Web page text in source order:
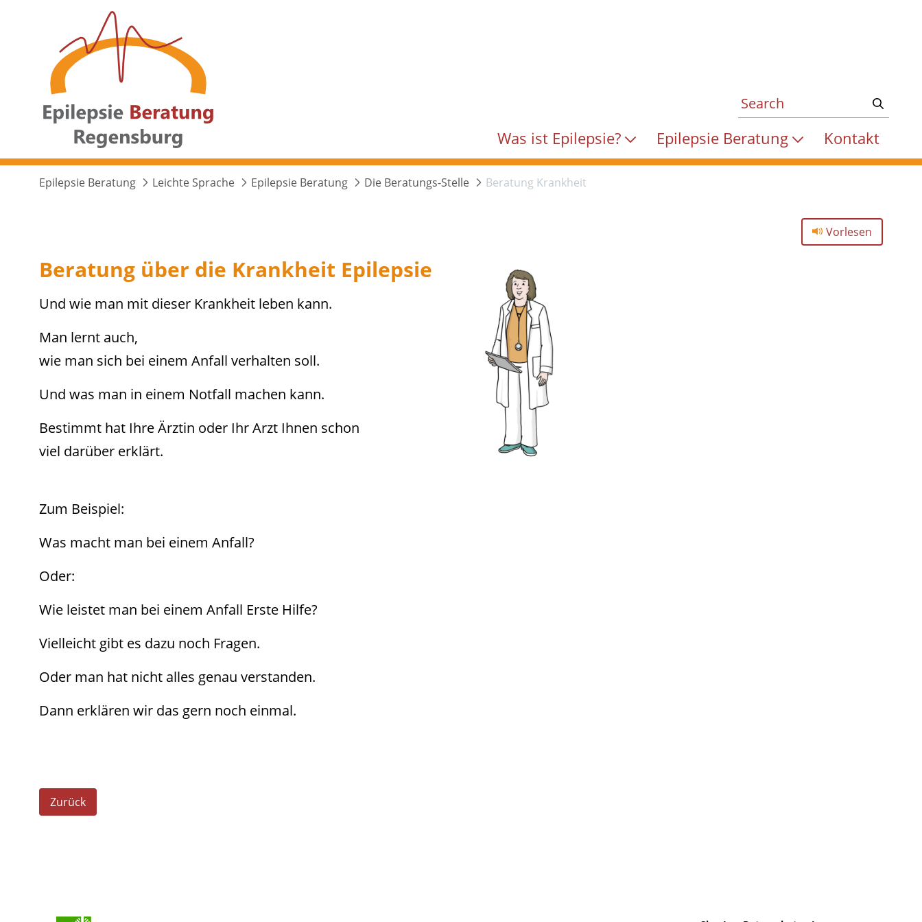
Was ist Epilepsie? Epilepsie Beratung Kontakt
Epilepsie Beratung Leichte Sprache Epilepsie Beratung Die Beratungs-Stelle Beratung Krankheit
Vorlesen
Beratung über die Krankheit Epilepsie
Und wie man mit dieser Krankheit leben kann.
Man lernt auch,
wie man sich bei einem Anfall verhalten soll.
Und was man in einem Notfall machen kann.
Bestimmt hat Ihre Ärztin oder Ihr Arzt Ihnen schon
viel darüber erklärt.
Zum Beispiel:
Was macht man bei einem Anfall?
Oder:
Wie leistet man bei einem Anfall Erste Hilfe?
Vielleicht gibt es dazu noch Fragen.
Oder man hat nicht alles genau verstanden.
Dann erklären wir das gern noch einmal.
Zurück